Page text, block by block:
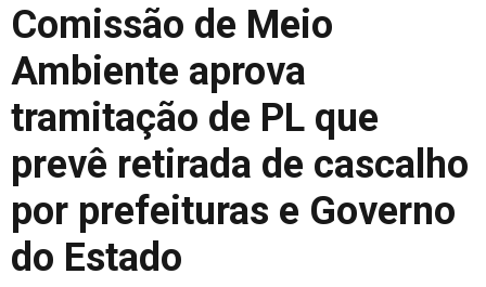
Comissão de Meio
Ambiente aprova
tramitação de PL que
prevê retirada de cascalho
por prefeituras e Governo
do Estado